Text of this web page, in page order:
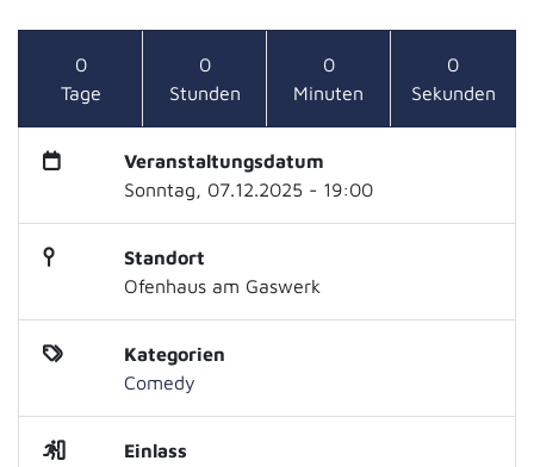
0
Tage
0
Stunden
0
Minuten
0
Sekunden
Veranstaltungsdatum
Sonntag, 07.12.2025 - 19:00
Standort
Ofenhaus am Gaswerk
Kategorien
Comedy
Einlass